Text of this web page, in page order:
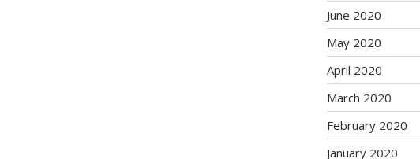
June 2020
May 2020
April 2020
March 2020
February 2020
January 2020